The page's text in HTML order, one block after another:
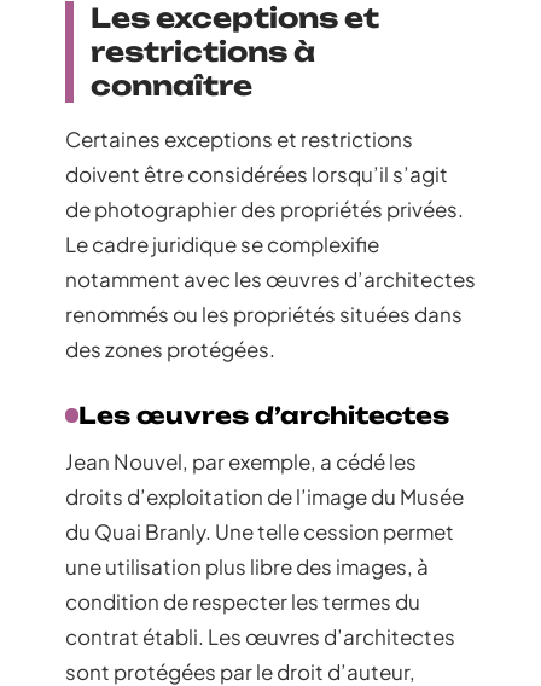
Les exceptions et
restrictions à
connaître
Certaines exceptions et restrictions
doivent être considérées lorsqu’il s’agit
de photographier des propriétés privées.
Le cadre juridique se complexifie
notamment avec les œuvres d’architectes
renommés ou les propriétés situées dans
des zones protégées.
Les œuvres d’architectes
Jean Nouvel, par exemple, a cédé les
droits d’exploitation de l’image du Musée
du Quai Branly. Une telle cession permet
une utilisation plus libre des images, à
condition de respecter les termes du
contrat établi. Les œuvres d’architectes
sont protégées par le droit d’auteur,